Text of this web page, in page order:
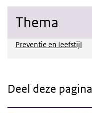
Thema
Preventie en leefstijl
Deel deze pagina